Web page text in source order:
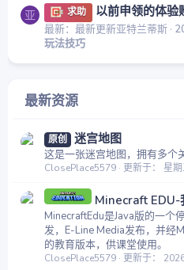
亚 求助 以前申领的体验
最新：最新更新亚特兰蒂斯
玩法技巧
最新资源
原创 迷宫地图
这是一张迷宫地图，拥有多个
ClosePlace5579 更新于： 星
Minecraft EDU-
MinecraftEdu是Java版的一个
发，E-Line Media发布，并经
的教育版本，供课堂使用。
ClosePlace5579 更新于：